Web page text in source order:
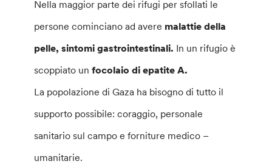
Nella maggior parte dei rifugi per sfollati le
persone cominciano ad avere malattie della
pelle, sintomi gastrointestinali. In un rifugio è
scoppiato unfocolaio di epatite A.
La popolazione di Gaza ha bisogno di tutto il
supporto possibile: coraggio, personale
sanitario sul campo e forniture medico –
umanitarie.